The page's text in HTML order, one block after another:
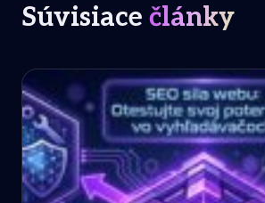
Súvisiace články